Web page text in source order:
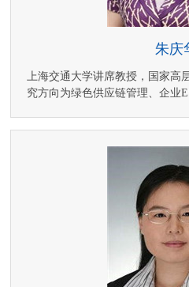
朱庆
上海交通大学讲席教授，国家高
究方向为绿色供应链管理、企业